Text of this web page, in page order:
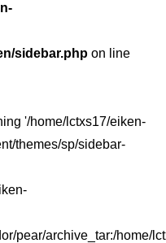
sidebar.php on line
'/home/lctxs17/eiken-
themes/sp/sidebar-
pear/archive_tar:/home/